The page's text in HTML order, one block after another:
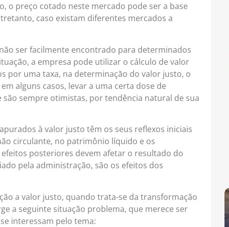
o preço cotado neste mercado pode ser a base
caso existam diferentes mercados a
ser facilmente encontrado para determinados
a empresa pode utilizar o cálculo de valor
por uma taxa, na determinação do valor justo, o
alguns casos, levar a uma certa dose de
sempre otimistas, por tendência natural de sua
à valor justo têm os seus reflexos iniciais
circulante, no patrimônio líquido e os
posteriores devem afetar o resultado do
pela administração, são os efeitos dos
a valor justo, quando trata-se da transformação
a seguinte situação problema, que merece ser
interessam pelo tema: